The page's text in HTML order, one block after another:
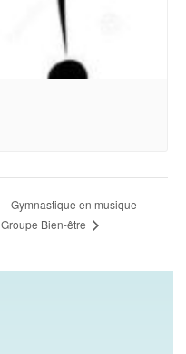
Gymnastique en musique –
Groupe Bien-être